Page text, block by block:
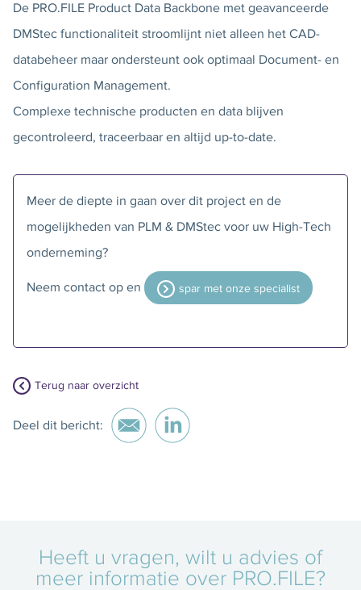
De PRO.FILE Product Data Backbone met geavanceerde
DMStec functionaliteit stroomlijnt niet alleen het CAD-
databeheer maar ondersteunt ook optimaal Document- en
Configuration Management.
Complexe technische producten en data blijven
gecontroleerd, traceerbaar en altijd up-to-date.
Meer de diepte in gaan over dit project en de
mogelijkheden van PLM & DMStec voor uw High-Tech
onderneming?
Neem contact op en spar met onze specialist
Terug naar overzicht
Deel dit bericht:
Heeft u vragen, wilt u advies of
meer informatie over PRO.FILE?